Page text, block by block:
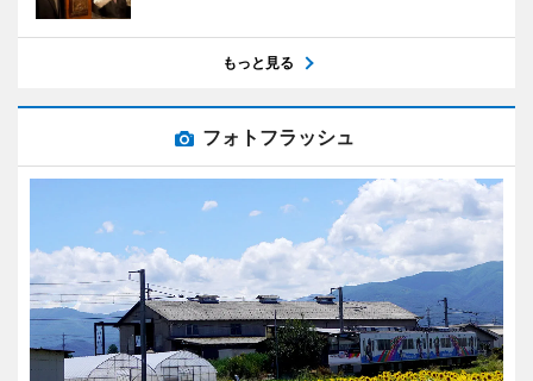
もっと見る
フォトフラッシュ